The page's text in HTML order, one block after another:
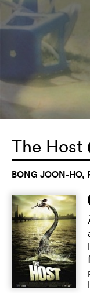
The Host
BONG JOON-HO,